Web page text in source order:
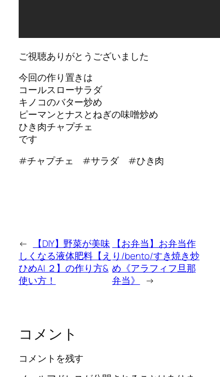
ご視聴ありがとうございました
今回の作り置きは
コールスローサラダ
キノコのバター炒め
ピーマンとナスとねぎの味噌炒め
ひき肉チャプチェ
です
#チャプチェ #サラダ #ひき肉
←
【DIY】野菜が美味
しくなる液体肥料【え
ひめAI ２】の作り方&
使い方！
【お弁当】お弁当作
り/bento/すき焼き炒
め《アラフィフ旦那
弁当》
→
コメント
コメントを残す